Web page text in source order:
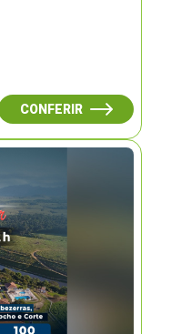
CONFERIR